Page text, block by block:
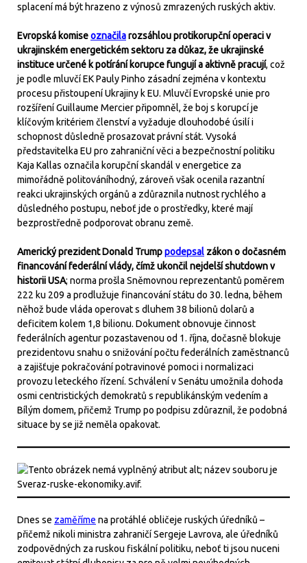
splacení má být hrazeno z výnosů zmrazených ruských aktiv.
Evropská komiseoznačilarozsáhlou protikorupční operaci v
ukrajinském energetickém sektoru za důkaz, že ukrajinské
instituce určené k potírání korupce fungují a aktivně pracují, což
je podle mluvčí EK Pauly Pinho zásadní zejména v kontextu
procesu přistoupení Ukrajiny k EU. Mluvčí Evropské unie pro
rozšíření Guillaume Mercier připomněl, že boj s korupcí je
klíčovým kritériem členství a vyžaduje dlouhodobé úsilí i
schopnost důsledně prosazovat právní stát. Vysoká
představitelka EU pro zahraniční věci a bezpečnostní politiku
Kaja Kallas označila korupční skandál v energetice za
mimořádně politováníhodný, zároveň však ocenila razantní
reakci ukrajinských orgánů a zdůraznila nutnost rychlého a
důsledného postupu, neboť jde o prostředky, které mají
bezprostředně podporovat obranu země.
Americký prezident Donald Trumppodepsal zákon o dočasném
financování federální vlády, čímž ukončil nejdelší shutdown v
historii USA; norma prošla Sněmovnou reprezentantů poměrem
222 ku 209 a prodlužuje financování státu do 30. ledna, během
něhož bude vláda operovat s dluhem 38 bilionů dolarů a
deficitem kolem 1,8 bilionu. Dokument obnovuje činnost
federálních agentur pozastavenou od 1. října, dočasně blokuje
prezidentovu snahu o snižování počtu federálních zaměstnanců
a zajišťuje pokračování potravinové pomoci i normalizaci
provozu leteckého řízení. Schválení v Senátu umožnila dohoda
osmi centristických demokratů s republikánským vedením a
Bílým domem, přičemž Trump po podpisu zdůraznil, že podobná
situace by se již neměla opakovat.
Dnes se zaměříme na protáhlé obličeje ruských úředníků –
přičemž nikoli ministra zahraničí Sergeje Lavrova, ale úředníků
zodpovědných za ruskou fiskální politiku, neboť ti jsou nuceni